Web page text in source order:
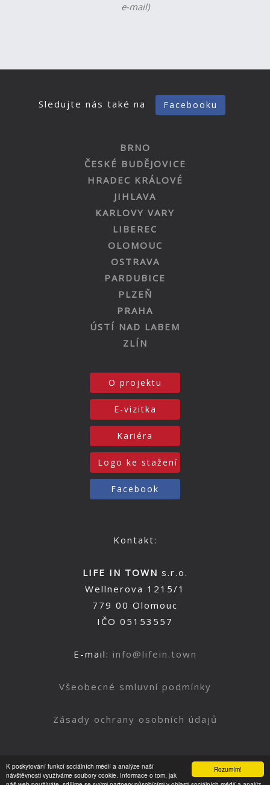
Rozumím!
K poskytování funkcí sociálních médií a analýze naší
návštěvnosti využíváme soubory cookie. Informace o tom, jak
e-mail)
Sledujte nás také na Facebooku
BRNO
ČESKÉ BUDĚJOVICE
HRADEC KRÁLOVÉ
JIHLAVA
KARLOVY VARY
LIBEREC
OLOMOUC
OSTRAVA
PARDUBICE
PLZEŇ
PRAHA
ÚSTÍ NAD LABEM
ZLÍN
O projektu
E-vizitka
Kariéra
Logo ke stažení
Facebook
Kontakt:
LIFE IN TOWN s.r.o.
Wellnerova 1215/1
779 00 Olomouc
IČO 05153557
E-mail: info@lifein.town
Všeobecné smluvní podmínky
Zásady ochrany osobních údajů
Nahoru